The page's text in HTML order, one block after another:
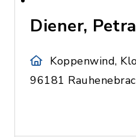
Diener, Petra
Koppenwind,
96181